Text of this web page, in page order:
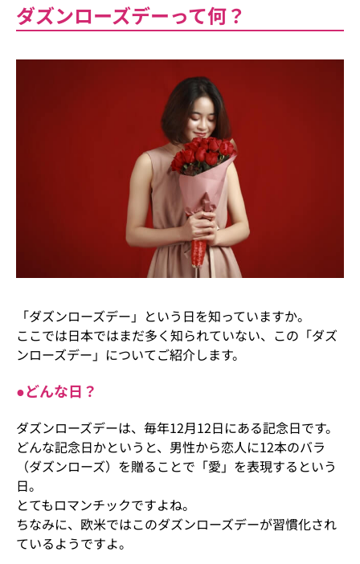
ダズンローズデーって何？
「ダズンローズデー」という日を知っていますか。
ここでは日本ではまだ多く知られていない、この「ダズ
ンローズデー」についてご紹介します。
●どんな日？
ダズンローズデーは、毎年12月12日にある記念日です。
どんな記念日かというと、男性から恋人に12本のバラ
（ダズンローズ）を贈ることで「愛」を表現するという
日。
とてもロマンチックですよね。
ちなみに、欧米ではこのダズンローズデーが習慣化され
ているようですよ。